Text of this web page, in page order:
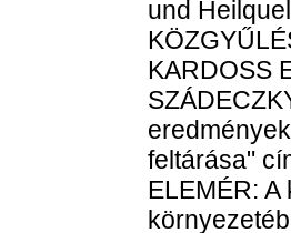
und
KARDOSS
feltárása"
ELEMÉR: